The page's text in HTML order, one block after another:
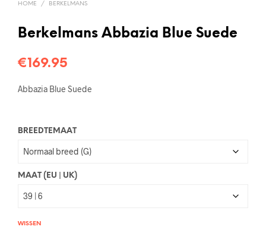
HOME / BERKELMANS
Berkelmans Abbazia Blue Suede
€169.95
Abbazia Blue Suede
BREEDTEMAAT
MAAT (EU | UK)
WISSEN